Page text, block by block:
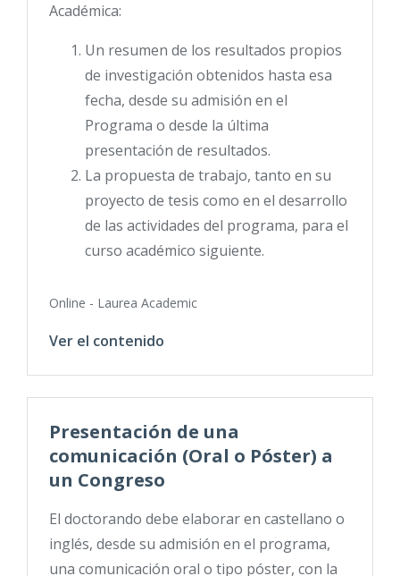
Académica:
Un resumen de los resultados propios
de investigación obtenidos hasta esa
fecha, desde su admisión en el
Programa o desde la última
presentación de resultados.
La propuesta de trabajo, tanto en su
proyecto de tesis como en el desarrollo
de las actividades del programa, para el
curso académico siguiente.
Online - Laurea Academic
Ver el contenido
Presentación de una
comunicación (Oral o Póster) a
un Congreso
El doctorando debe elaborar en castellano o
inglés, desde su admisión en el programa,
una comunicación oral o tipo póster, con la